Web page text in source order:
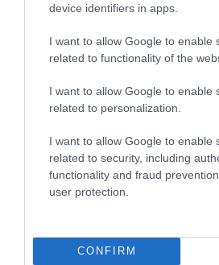
device identifiers in apps.
I want to allow Google to enable
related to functionality of the
I want to allow Google to enable
related to personalization.
I want to allow Google to enable
related to security, including
functionality and fraud
user protection.
CONFIRM
ITTASAN
BELVÁROSÁBAN:
2026. augusztus
ORBÁN EGYKORI
IS
A GYAKORNOKI